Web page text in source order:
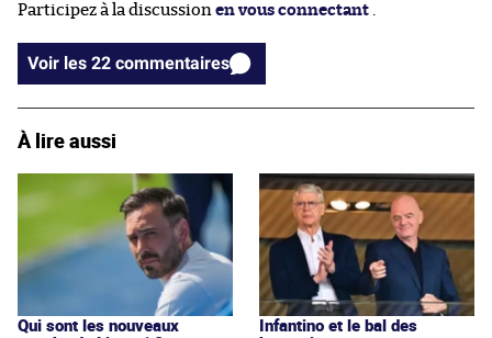
Participez à la discussion en vous connectant
Voir les 22 commentaires
À lire aussi
Qui sont les nouveaux
Infantino et le bal des